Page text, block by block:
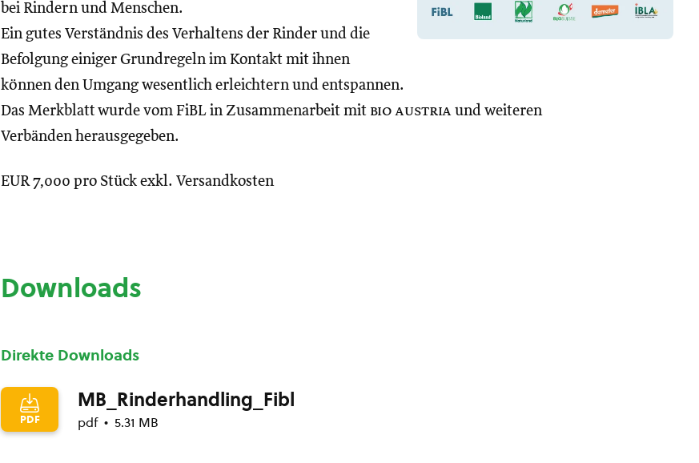
bei Rindern und Menschen.
Ein gutes Verständnis des Verhaltens der Rinder und die
Befolgung einiger Grundregeln im Kontakt mit ihnen
können den Umgang wesentlich erleichtern und entspannen.
Das Merkblatt wurde vom FiBL in Zusammenarbeit mit bio austria und weiteren
Verbänden herausgegeben.
EUR 7,000 pro Stück exkl. Versandkosten
Downloads
Direkte Downloads
PDF
MB_Rinderhandling_Fibl
pdf 5.31 MB